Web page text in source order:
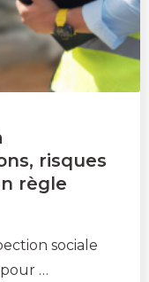
risques
règle
sociale
…